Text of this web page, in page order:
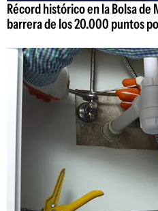
Récord histórico en la Bolsa
barrera de los 20.000 puntos